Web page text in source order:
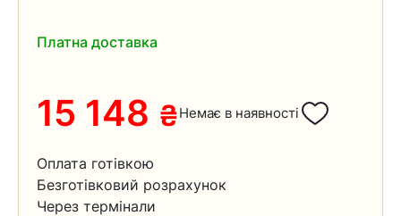
Платна доставка
15 148 ₴Немає в наявності
Оплата готівкою
Безготівковий розрахунок
Через термінали